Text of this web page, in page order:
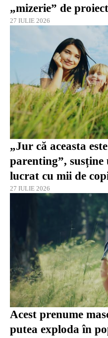
„mizerie” de
27 IULIE 2026
„Jur că aceasta
parenting”, susține
lucrat cu mii de
27 IULIE 2026
Acest prenume
putea exploda în